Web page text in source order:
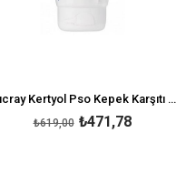
Ducray Kertyol Pso Kepek Karşıtı Bakım Şampuanı 200 ml
₺471,78
₺619,00